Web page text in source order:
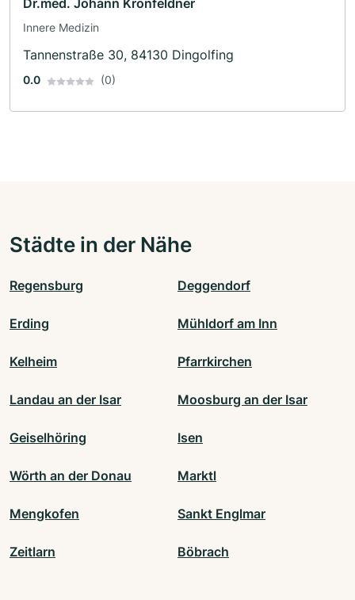
Dr.med. Johann Kronfeldner
Innere Medizin
Tannenstraße 30, 84130 Dingolfing
0.0 (0)
Städte in der Nähe
Regensburg Deggendorf
Erding Mühldorf am Inn
Kelheim Pfarrkirchen
Landau an der Isar Moosburg an der Isar
Geiselhöring Isen
Wörth an der Donau Marktl
Mengkofen Sankt Englmar
Zeitlarn Böbrach